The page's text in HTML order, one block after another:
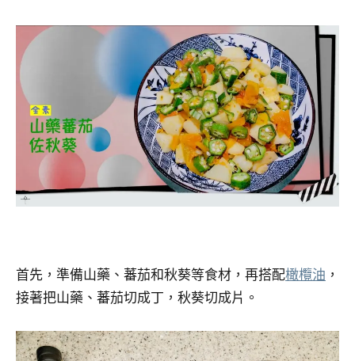
首先，準備山藥、蕃茄和秋葵等食材，再搭配橄欖油 ，
接著把山藥、蕃茄切成丁， 秋葵切成片。